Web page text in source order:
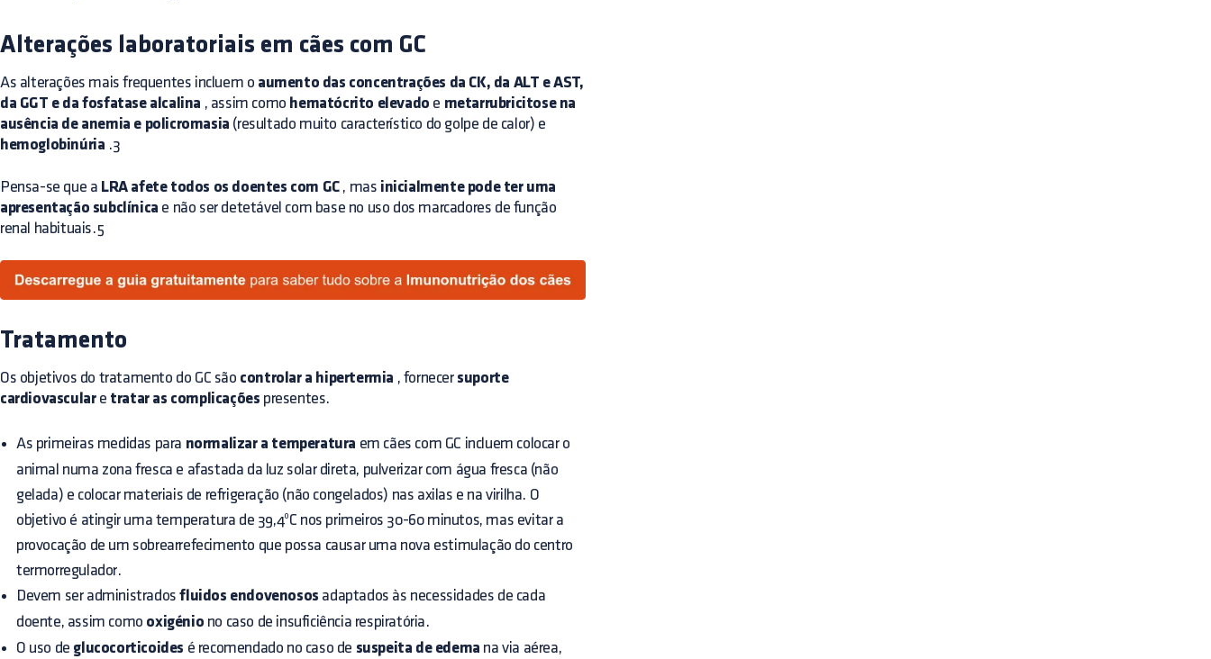
Alterações laboratoriais em cães com GC
As alterações mais frequentes incluem o aumento das concentrações da CK, da ALT e AST,
da GGT e da fosfatase alcalina , assim como hematócrito elevado e metarrubricitose na
ausência de anemia e policromasia (resultado muito característico do golpe de calor) e
hemoglobinúria .3
Pensa-se que a LRA afete todos os doentes com GC, mas inicialmente pode ter uma
apresentação subclínica e não ser detetável com base no uso dos marcadores de função
renal habituais.5
Tratamento
Os objetivos do tratamento do GC são controlar a hipertermia , fornecer suporte
cardiovasculare tratar as complicações presentes.
As primeiras medidas para normalizar a temperatura em cães com GC incluem colocar o
animal numa zona fresca e afastada da luz solar direta, pulverizar com água fresca (não
gelada) e colocar materiais de refrigeração (não congelados) nas axilas e na virilha. O
objetivo é atingir uma temperatura de 39,4ºC nos primeiros 30-60 minutos, mas evitar a
provocação de um sobrearrefecimento que possa causar uma nova estimulação do centro
termorregulador.
Devem ser administradosfluidos endovenosos adaptados às necessidades de cada
doente, assim como oxigénio no caso de insuficiência respiratória.
O uso de glucocorticoides é recomendado no caso de suspeita de edema na via aérea,